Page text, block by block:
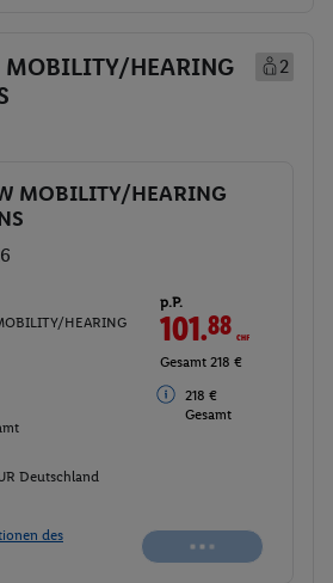
MOBILITY/HEARING
2
MOBILITY/HEARING
HEARING
p.P.
101.88CHF
Gesamt 218 €
218 €
Gesamt
Deutschland
des